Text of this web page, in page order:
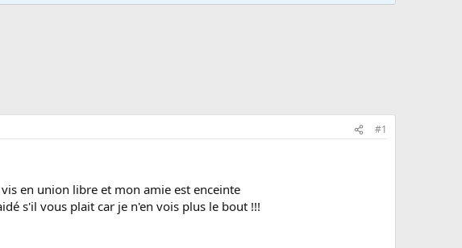
#1
en union libre et mon amie est enceinte
s'il vous plait car je n'en vois plus le bout !!!